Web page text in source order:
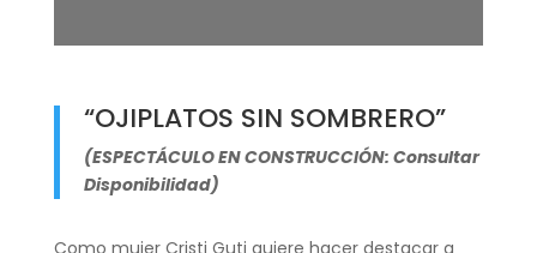
“OJIPLATOS SIN SOMBRERO”
(ESPECTÁCULO EN CONSTRUCCIÓN: Consultar
Disponibilidad)